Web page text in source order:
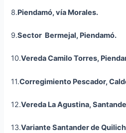
8.Piendamó, vía Morales.
9.Sector Bermejal, Piendamó.
10.Vereda Camilo Torres,
11.Corregimiento Pescador,
12.Vereda La Agustina,
13.Variante Santander de